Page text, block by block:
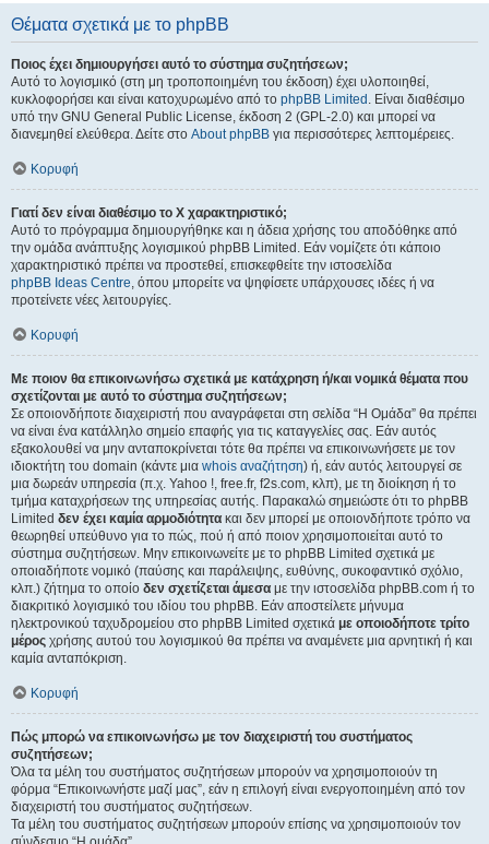
Θέματα σχετικά με το phpBB
Ποιος έχει δημιουργήσει αυτό το σύστημα συζητήσεων;
Αυτό το λογισμικό (στη μη τροποποιημένη του έκδοση) έχει υλοποιηθεί,
κυκλοφορήσει και είναι κατοχυρωμένο από το phpBB Limited . Είναι διαθέσιμο
υπό την GNU General Public License, έκδοση 2 (GPL-2.0) και μπορεί να
διανεμηθεί ελεύθερα. Δείτε στο About phpBB για περισσότερες λεπτομέρειες.
Κορυφή
Γιατί δεν είναι διαθέσιμο το Χ χαρακτηριστικό;
Αυτό το πρόγραμμα δημιουργήθηκε και η άδεια χρήσης του αποδόθηκε από
την ομάδα ανάπτυξης λογισμικού phpBB Limited. Εάν νομίζετε ότι κάποιο
χαρακτηριστικό πρέπει να προστεθεί, επισκεφθείτε την ιστοσελίδα
phpBB Ideas Centre, όπου μπορείτε να ψηφίσετε υπάρχουσες ιδέες ή να
προτείνετε νέες λειτουργίες.
Κορυφή
Με ποιον θα επικοινωνήσω σχετικά με κατάχρηση ή/και νομικά θέματα που
σχετίζονται με αυτό το σύστημα συζητήσεων;
Σε οποιονδήποτε διαχειριστή που αναγράφεται στη σελίδα “Η Ομάδα” θα πρέπει
να είναι ένα κατάλληλο σημείο επαφής για τις καταγγελίες σας. Εάν αυτός
εξακολουθεί να μην ανταποκρίνεται τότε θα πρέπει να επικοινωνήσετε με τον
ιδιοκτήτη του domain (κάντε μια whois αναζήτηση) ή, εάν αυτός λειτουργεί σε
μια δωρεάν υπηρεσία (π.χ. Yahoo !, free.fr, f2s.com, κλπ), με τη διοίκηση ή το
τμήμα καταχρήσεων της υπηρεσίας αυτής. Παρακαλώ σημειώστε ότι το phpBB
Limited δεν έχει καμία αρμοδιότητα και δεν μπορεί με οποιονδήποτε τρόπο να
θεωρηθεί υπεύθυνο για το πώς, πού ή από ποιον χρησιμοποιείται αυτό το
σύστημα συζητήσεων. Μην επικοινωνείτε με το phpBB Limited σχετικά με
οποιαδήποτε νομικό (παύσης και παράλειψης, ευθύνης, συκοφαντικό σχόλιο,
κλπ.) ζήτημα το οποίο δεν σχετίζεται άμεσα με την ιστοσελίδα phpBB.com ή το
διακριτικό λογισμικό του ιδίου του phpBB. Εάν αποστείλετε μήνυμα
ηλεκτρονικού ταχυδρομείου στο phpBB Limited σχετικά με οποιοδήποτε τρίτο
μέρος χρήσης αυτού του λογισμικού θα πρέπει να αναμένετε μια αρνητική ή και
καμία ανταπόκριση.
Κορυφή
Πώς μπορώ να επικοινωνήσω με τον διαχειριστή του συστήματος
συζητήσεων;
Όλα τα μέλη του συστήματος συζητήσεων μπορούν να χρησιμοποιούν τη
φόρμα “Επικοινωνήστε μαζί μας”, εάν η επιλογή είναι ενεργοποιημένη από τον
διαχειριστή του συστήματος συζητήσεων.
Τα μέλη του συστήματος συζητήσεων μπορούν επίσης να χρησιμοποιούν τον